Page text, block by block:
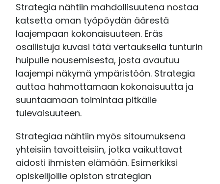
Strategia nähtiin mahdollisuutena nostaa
katsetta oman työpöydän äärestä
laajempaan kokonaisuuteen. Eräs
osallistuja kuvasi tätä vertauksella tunturin
huipulle nousemisesta, josta avautuu
laajempi näkymä ympäristöön. Strategia
auttaa hahmottamaan kokonaisuutta ja
suuntaamaan toimintaa pitkälle
tulevaisuuteen.
Strategiaa nähtiin myös sitoumuksena
yhteisiin tavoitteisiin, jotka vaikuttavat
aidosti ihmisten elämään. Esimerkiksi
opiskelijoille opiston strategian